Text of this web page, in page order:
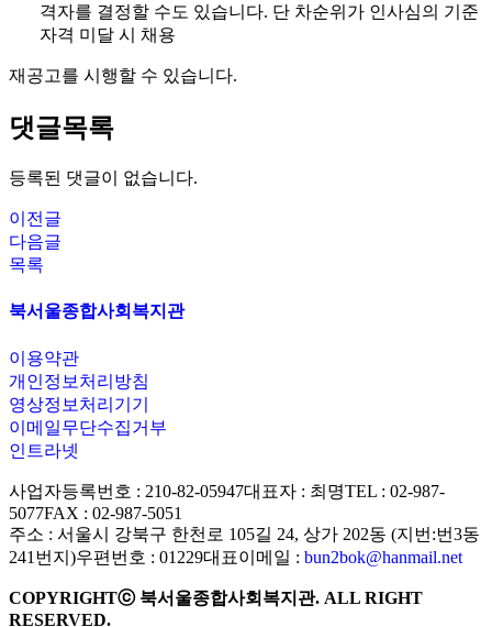
격자를 결정할 수도 있습니다. 단 차순위가 인사심의 기준
자격 미달 시 채용
재공고를 시행할 수 있습니다.
댓글목록
등록된 댓글이 없습니다.
이전글
다음글
목록
북서울종합사회복지관
이용약관
개인정보처리방침
영상정보처리기기
이메일무단수집거부
인트라넷
사업자등록번호 : 210-82-05947대표자 : 최명TEL : 02-987-
5077FAX : 02-987-5051
주소 : 서울시 강북구 한천로 105길 24, 상가 202동 (지번:번3동
241번지)우편번호 : 01229대표이메일 : bun2bok@hanmail.net
COPYRIGHTⓒ 북서울종합사회복지관. ALL RIGHT
RESERVED.